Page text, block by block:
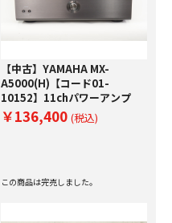
【中古】YAMAHA MX-
A5000(H)【コード01-
10152】11chパワーアンプ
￥136,400 (税込)
この商品は完売しました。